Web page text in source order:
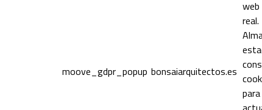
real.
moove_gdpr_popup bonsaiarquitectos.es